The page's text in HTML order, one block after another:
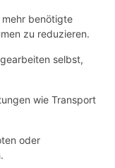
benötigte
zu reduzieren.
selbst,
wie Transport
oder